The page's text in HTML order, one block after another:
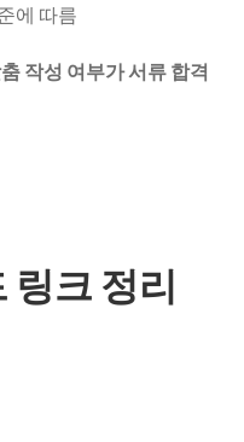
에 따름
작성 여부가 서류 합격
링크 정리